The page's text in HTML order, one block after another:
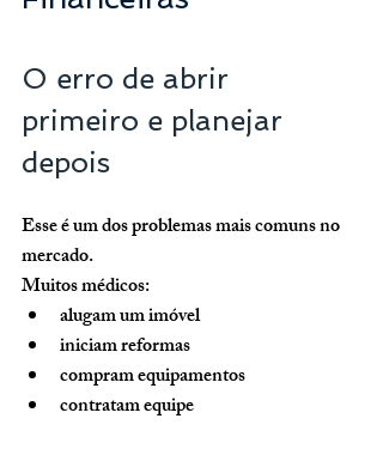
O erro de abrir
primeiro e planejar
depois
Esse é um dos problemas mais comuns no
mercado.
Muitos médicos:
alugam um imóvel
iniciam reformas
compram equipamentos
contratam equipe